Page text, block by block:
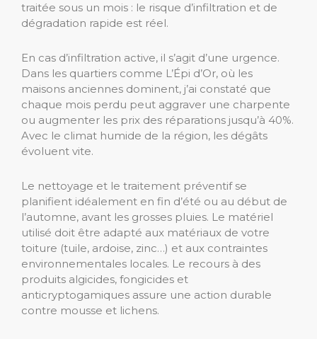
traitée sous un mois : le risque d’infiltration et de
dégradation rapide est réel.
En cas d’infiltration active, il s’agit d’une urgence.
Dans les quartiers comme L’Épi d’Or, où les
maisons anciennes dominent, j’ai constaté que
chaque mois perdu peut aggraver une charpente
ou augmenter les prix des réparations jusqu’à 40%.
Avec le climat humide de la région, les dégâts
évoluent vite.
Le nettoyage et le traitement préventif se
planifient idéalement en fin d’été ou au début de
l’automne, avant les grosses pluies. Le matériel
utilisé doit être adapté aux matériaux de votre
toiture (tuile, ardoise, zinc…) et aux contraintes
environnementales locales. Le recours à des
produits algicides, fongicides et
anticryptogamiques assure une action durable
contre mousse et lichens.